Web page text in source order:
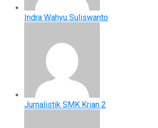
Indra Wahyu Suliswanto
Jurnalistik SMK Krian 2